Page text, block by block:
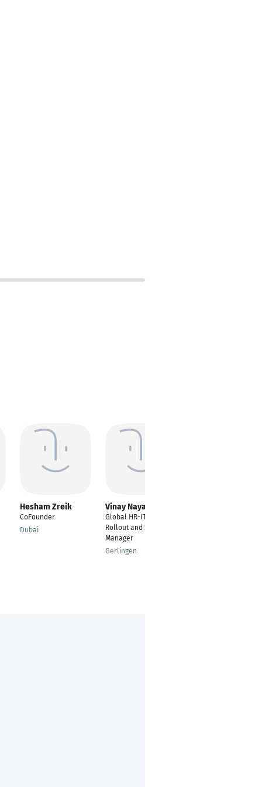
Hesham Zreik
CoFounder
Dubai
Vinay Nayak
Global HR-IT Project,
Rollout and Support
Manager
Gerlingen